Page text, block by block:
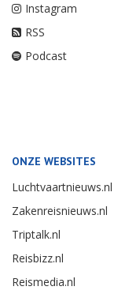
Instagram
RSS
Podcast
ONZE WEBSITES
Luchtvaartnieuws.nl
Zakenreisnieuws.nl
Triptalk.nl
Reisbizz.nl
Reismedia.nl